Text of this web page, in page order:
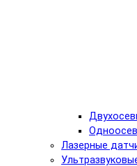
Лазерные